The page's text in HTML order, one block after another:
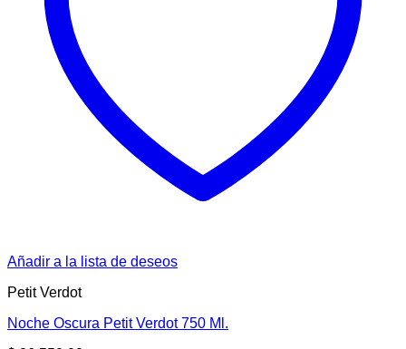
Añadir a la lista de deseos
Petit Verdot
Noche Oscura Petit Verdot 750 Ml.